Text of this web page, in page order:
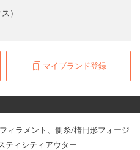
）
マイブランド登録
ィラメント、側糸/楕円形フォージ
ティシティアウター